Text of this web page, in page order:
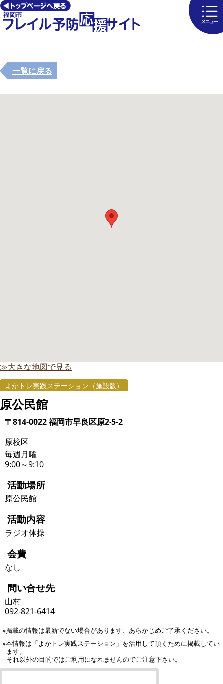
一覧に戻る
≫大きな地図で見る
よかトレ実践ステーション（施設版）
原公民館
〒814-0022 福岡市早良区原2-5-2
原校区
毎週月曜
9:00～9:10
活動場所
原公民館
活動内容
ラジオ体操
会費
なし
問い合せ先
山村
092-821-6414
※掲載の情報は最新でない場合があります、あらかじめご了承ください。
※本情報は「よかトレ実践ステーション」を活用して頂くために掲載してい
ます。
それ以外の目的ではご利用になれませんのでご注意下さい。